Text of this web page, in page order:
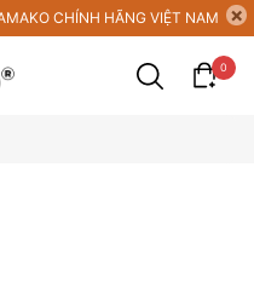
CHÍNH HÃNG VIỆT NAM
0